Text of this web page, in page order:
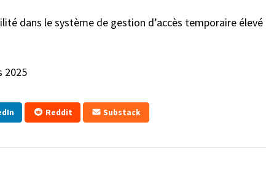
dans le système de gestion d’accès temporaire élevé
2025
Reddit Substack